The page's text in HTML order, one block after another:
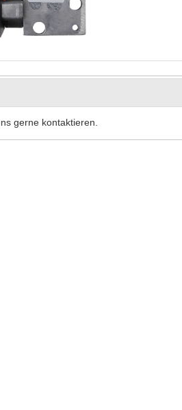
gerne kontaktieren.